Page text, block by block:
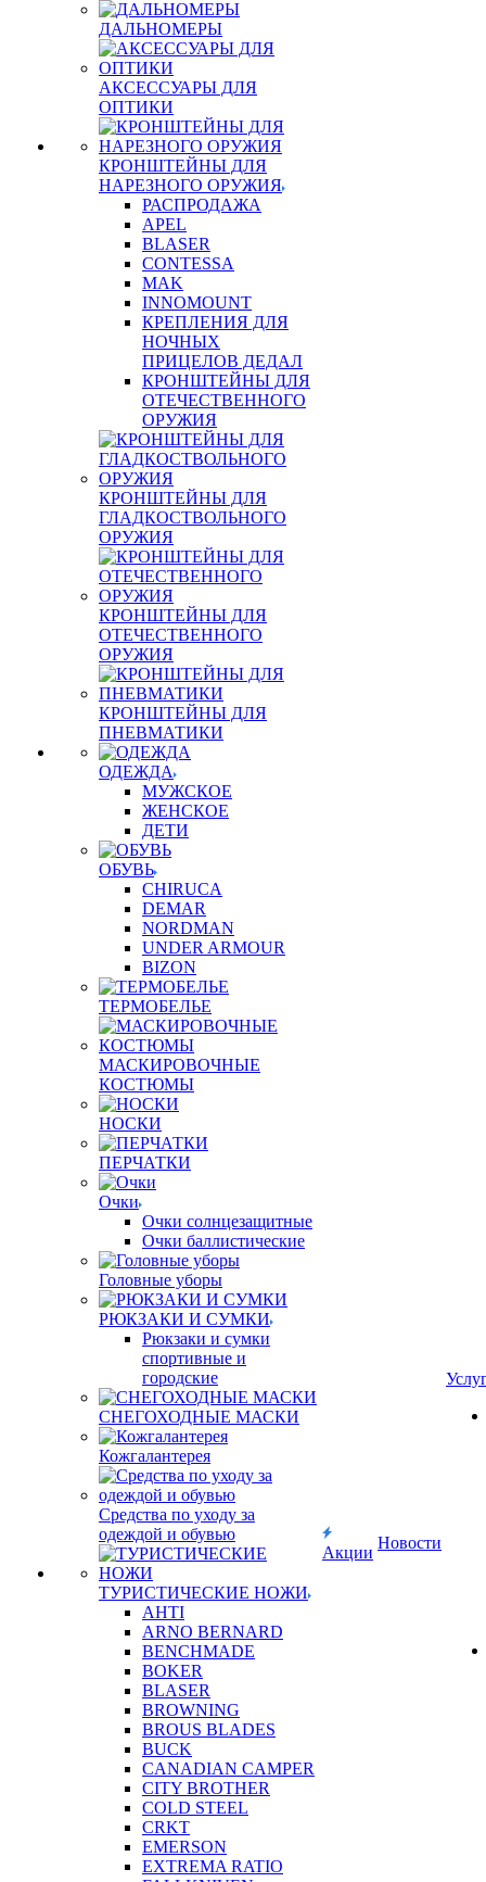
ДАЛЬНОМЕРЫ
АКСЕССУАРЫ ДЛЯ
ОПТИКИ
КРОНШТЕЙНЫ ДЛЯ
НАРЕЗНОГО ОРУЖИЯ
РАСПРОДАЖА
APEL
BLASER
CONTESSA
MAK
INNOMOUNT
КРЕПЛЕНИЯ ДЛЯ
НОЧНЫХ
ПРИЦЕЛОВ ДЕДАЛ
КРОНШТЕЙНЫ ДЛЯ
ОТЕЧЕСТВЕННОГО
ОРУЖИЯ
КРОНШТЕЙНЫ ДЛЯ
ГЛАДКОСТВОЛЬНОГО
ОРУЖИЯ
КРОНШТЕЙНЫ ДЛЯ
ОТЕЧЕСТВЕННОГО
ОРУЖИЯ
КРОНШТЕЙНЫ ДЛЯ
ПНЕВМАТИКИ
ОДЕЖДА
МУЖСКОЕ
ЖЕНСКОЕ
ДЕТИ
ОБУВЬ
CHIRUCA
DEMAR
NORDMAN
UNDER ARMOUR
BIZON
ТЕРМОБЕЛЬЕ
МАСКИРОВОЧНЫЕ
КОСТЮМЫ
НОСКИ
ПЕРЧАТКИ
Очки
Очки солнцезащитные
Очки баллистические
Головные уборы
РЮКЗАКИ И СУМКИ
Рюкзаки и сумки
спортивные и
городские
СНЕГОХОДНЫЕ МАСКИ
Кожгалантерея
Средства по уходу за
одеждой и обувью
ТУРИСТИЧЕСКИЕ НОЖИ
AHTI
ARNO BERNARD
BENCHMADE
BOKER
BLASER
BROWNING
BROUS BLADES
BUCK
CANADIAN CAMPER
CITY BROTHER
COLD STEEL
CRKT
EMERSON
EXTREMA RATIO
Акции
Новости